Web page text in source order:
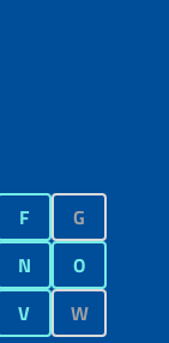
F
G
N
O
V
W